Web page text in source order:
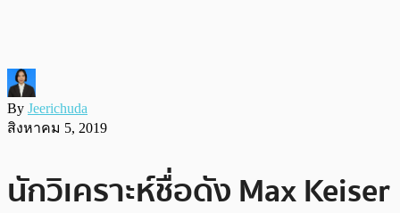
By Jeerichuda
สิงหาคม 5, 2019
นักวิเคราะห์ชื่อดัง Max Keiser